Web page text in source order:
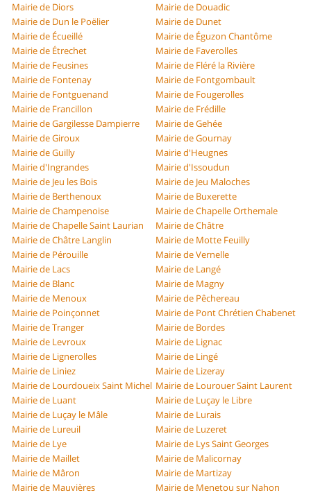
Mairie de Diors
Mairie de Douadic
Mairie de Dun le Poëlier
Mairie de Dunet
Mairie de Écueillé
Mairie de Éguzon Chantôme
Mairie de Étrechet
Mairie de Faverolles
Mairie de Feusines
Mairie de Fléré la Rivière
Mairie de Fontenay
Mairie de Fontgombault
Mairie de Fontguenand
Mairie de Fougerolles
Mairie de Francillon
Mairie de Frédille
Mairie de Gargilesse Dampierre
Mairie de Gehée
Mairie de Giroux
Mairie de Gournay
Mairie de Guilly
Mairie d'Heugnes
Mairie d'Ingrandes
Mairie d'Issoudun
Mairie de Jeu les Bois
Mairie de Jeu Maloches
Mairie de Berthenoux
Mairie de Buxerette
Mairie de Champenoise
Mairie de Chapelle Orthemale
Mairie de Chapelle Saint Laurian
Mairie de Châtre
Mairie de Châtre Langlin
Mairie de Motte Feuilly
Mairie de Pérouille
Mairie de Vernelle
Mairie de Lacs
Mairie de Langé
Mairie de Blanc
Mairie de Magny
Mairie de Menoux
Mairie de Pêchereau
Mairie de Poinçonnet
Mairie de Pont Chrétien Chabenet
Mairie de Tranger
Mairie de Bordes
Mairie de Levroux
Mairie de Lignac
Mairie de Lignerolles
Mairie de Lingé
Mairie de Liniez
Mairie de Lizeray
Mairie de Lourdoueix Saint Michel Mairie de Lourouer Saint Laurent
Mairie de Luant
Mairie de Luçay le Libre
Mairie de Luçay le Mâle
Mairie de Lurais
Mairie de Lureuil
Mairie de Luzeret
Mairie de Lye
Mairie de Lys Saint Georges
Mairie de Maillet
Mairie de Malicornay
Mairie de Mâron
Mairie de Martizay
Mairie de Mauvières
Mairie de Menetou sur Nahon